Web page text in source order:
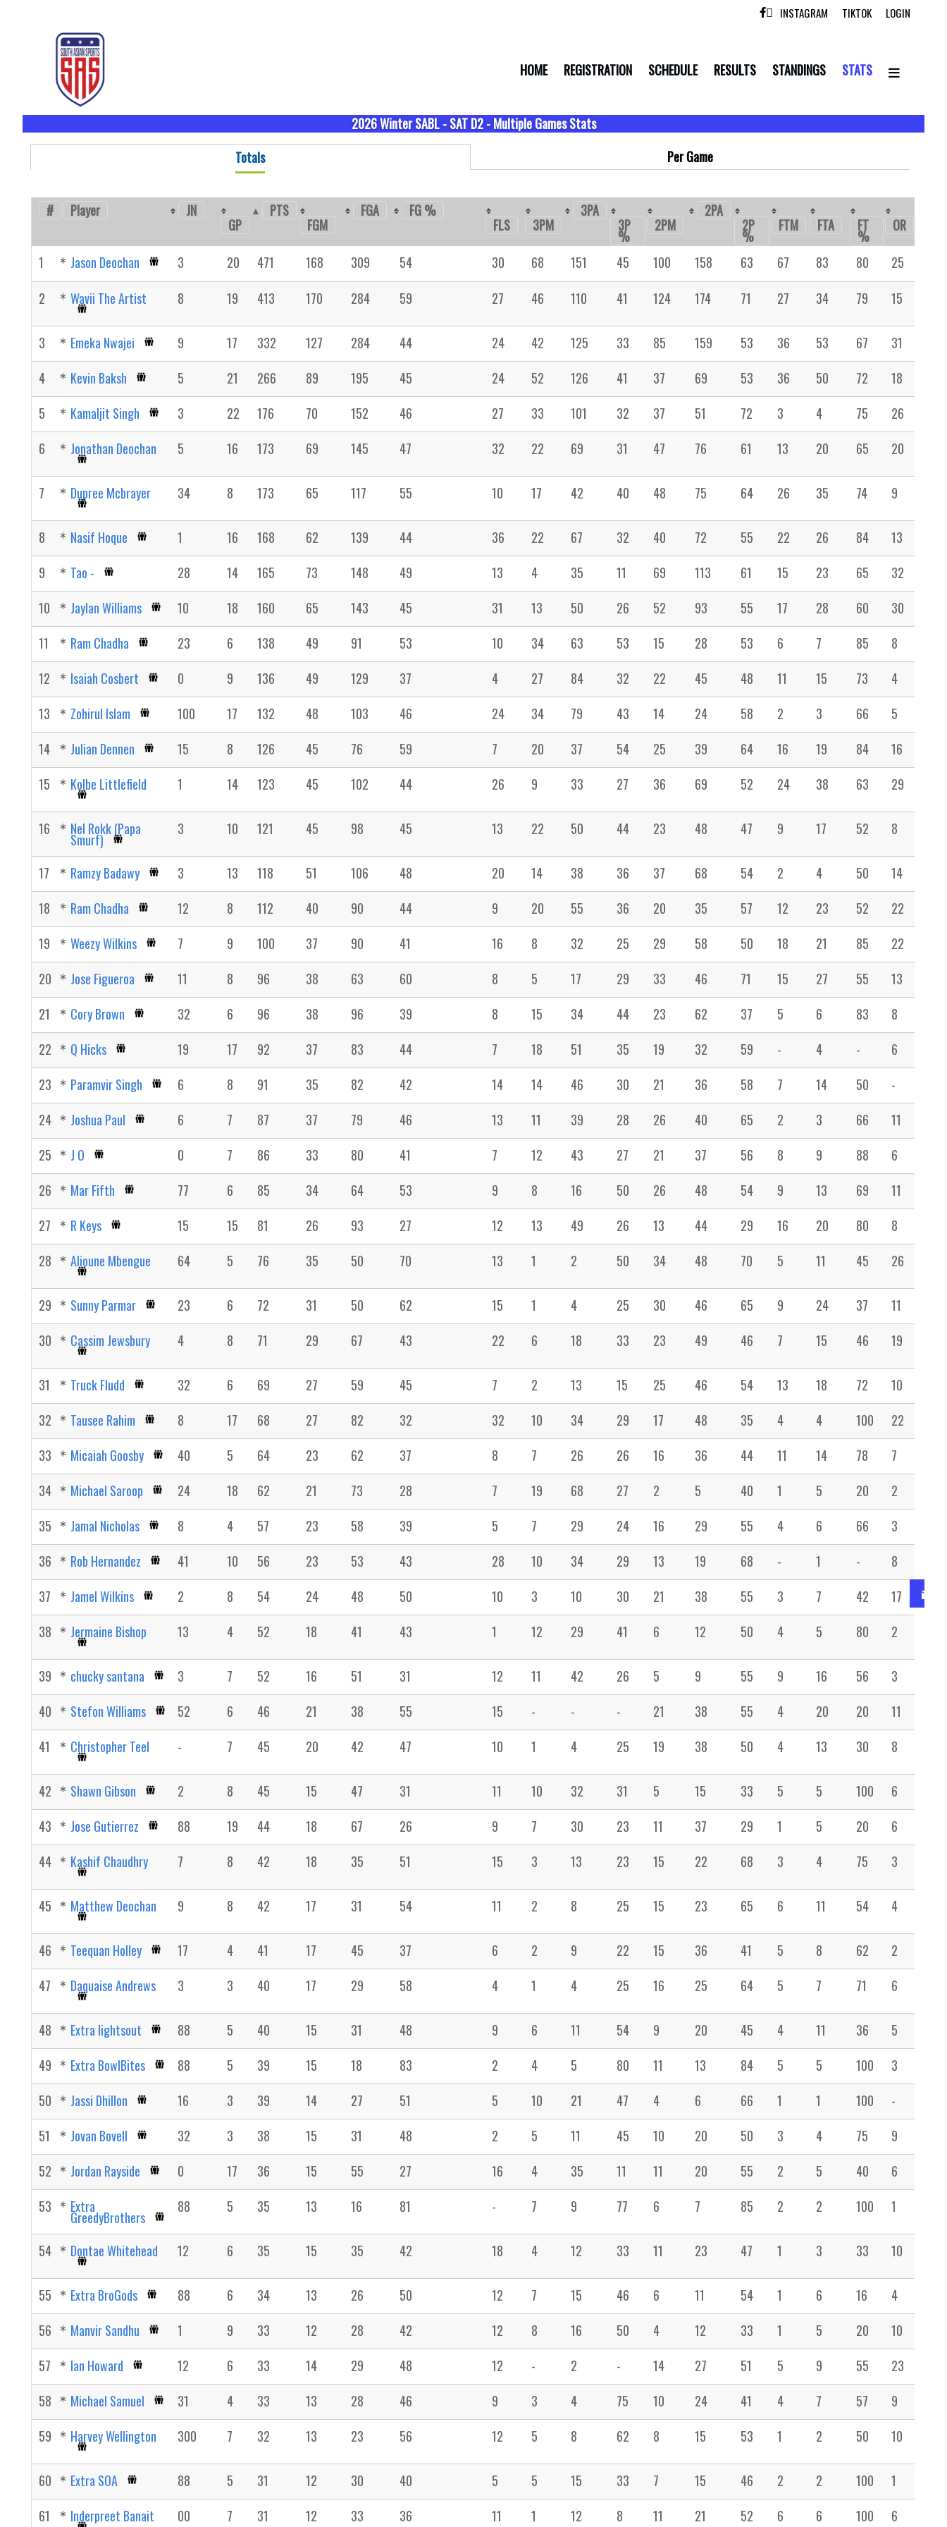
 INSTAGRAM TIKTOK LOGIN
HOME REGISTRATION SCHEDULE RESULTS STANDINGS STATS
2026 Winter SABL - SAT D2 - Multiple Games Stats
Totals
Per Game
# Player
JN
GP
PTS
FGM
FGA
FG %
FLS
3PM
3PA
3P
%
2PM
2PA
2P
%
FTM FTA FT
%
OR
1 Jason Deochan 3 20 471 168 309 54 30 68 151 45 100 158 63 67 83 80 25
2
Wavii The Artist 8 19 413 170 284 59 27 46 110 41 124 174 71 27 34 79 15
3 Emeka Nwajei 9 17 332 127 284 44 24 42 125 33 85 159 53 36 53 67 31
4
Kevin Baksh 5 21 266 89 195 45 24 52 126 41 37 69 53 36 50 72 18
5
Kamaljit Singh 3 22 176 70 152 46 27 33 101 32 37 51 72 3 4 75 26
6
Jonathan Deochan 5 16 173 69 145 47 32 22 69 31 47 76 61 13 20 65 20
7 Dupree Mcbrayer 34 8 173 65 117 55 10 17 42 40 48 75 64 26 35 74 9
8 Nasif Hoque 1 16 168 62 139 44 36 22 67 32 40 72 55 22 26 84 13
9
Tao - 28 14 165 73 148 49 13 4 35 11 69 113 61 15 23 65 32
10
Jaylan Williams 10 18 160 65 143 45 31 13 50 26 52 93 55 17 28 60 30
11
Ram Chadha 23 6 138 49 91 53 10 34 63 53 15 28 53 6 7 85 8
12
Isaiah Cosbert 0 9 136 49 129 37 4 27 84 32 22 45 48 11 15 73 4
13
Zohirul Islam 100 17 132 48 103 46 24 34 79 43 14 24 58 2 3 66 5
14
Julian Dennen 15 8 126 45 76 59 7 20 37 54 25 39 64 16 19 84 16
15
Kolbe Littlefield 1 14 123 45 102 44 26 9 33 27 36 69 52 24 38 63 29
16 Nel Rokk (Papa
Smurf)
3 10 121 45 98 45 13 22 50 44 23 48 47 9 17 52 8
17 Ramzy Badawy 3 13 118 51 106 48 20 14 38 36 37 68 54 2 4 50 14
18
Ram Chadha 12 8 112 40 90 44 9 20 55 36 20 35 57 12 23 52 22
19
Weezy Wilkins 7 9 100 37 90 41 16 8 32 25 29 58 50 18 21 85 22
20
Jose Figueroa 11 8 96 38 63 60 8 5 17 29 33 46 71 15 27 55 13
21
Cory Brown 32 6 96 38 96 39 8 15 34 44 23 62 37 5 6 83 8
22
Q Hicks 19 17 92 37 83 44 7 18 51 35 19 32 59 - 4 - 6
23
Paramvir Singh 6 8 91 35 82 42 14 14 46 30 21 36 58 7 14 50 -
24
Joshua Paul 6 7 87 37 79 46 13 11 39 28 26 40 65 2 3 66 11
25
J O 0 7 86 33 80 41 7 12 43 27 21 37 56 8 9 88 6
26
Mar Fifth 77 6 85 34 64 53 9 8 16 50 26 48 54 9 13 69 11
27
R Keys 15 15 81 26 93 27 12 13 49 26 13 44 29 16 20 80 8
28
Alioune Mbengue 64 5 76 35 50 70 13 1 2 50 34 48 70 5 11 45 26
29 Sunny Parmar 23 6 72 31 50 62 15 1 4 25 30 46 65 9 24 37 11
30
Cassim Jewsbury 4 8 71 29 67 43 22 6 18 33 23 49 46 7 15 46 19
31 Truck Fludd 32 6 69 27 59 45 7 2 13 15 25 46 54 13 18 72 10
32
Tausee Rahim 8 17 68 27 82 32 32 10 34 29 17 48 35 4 4 100 22
33
Micaiah Goosby 40 5 64 23 62 37 8 7 26 26 16 36 44 11 14 78 7
34
Michael Saroop 24 18 62 21 73 28 7 19 68 27 2 5 40 1 5 20 2
35
Jamal Nicholas 8 4 57 23 58 39 5 7 29 24 16 29 55 4 6 66 3
36
Rob Hernandez 41 10 56 23 53 43 28 10 34 29 13 19 68 - 1 - 8
37
Jamel Wilkins 2 8 54 24 48 50 10 3 10 30 21 38 55 3 7 42 17
38
Jermaine Bishop 13 4 52 18 41 43 1 12 29 41 6 12 50 4 5 80 2
39 chucky santana 3 7 52 16 51 31 12 11 42 26 5 9 55 9 16 56 3
40
Stefon Williams 52 6 46 21 38 55 15 - - - 21 38 55 4 20 20 11
41
Christopher Teel - 7 45 20 42 47 10 1 4 25 19 38 50 4 13 30 8
42 Shawn Gibson 2 8 45 15 47 31 11 10 32 31 5 15 33 5 5 100 6
43
Jose Gutierrez 88 19 44 18 67 26 9 7 30 23 11 37 29 1 5 20 6
44
Kashif Chaudhry 7 8 42 18 35 51 15 3 13 23 15 22 68 3 4 75 3
45 Matthew Deochan 9 8 42 17 31 54 11 2 8 25 15 23 65 6 11 54 4
46 Teequan Holley 17 4 41 17 45 37 6 2 9 22 15 36 41 5 8 62 2
47
Daquaise Andrews 3 3 40 17 29 58 4 1 4 25 16 25 64 5 7 71 6
48 Extra lightsout 88 5 40 15 31 48 9 6 11 54 9 20 45 4 11 36 5
49
Extra BowlBites 88 5 39 15 18 83 2 4 5 80 11 13 84 5 5 100 3
50
Jassi Dhillon 16 3 39 14 27 51 5 10 21 47 4 6 66 1 1 100 -
51
Jovan Bovell 32 3 38 15 31 48 2 5 11 45 10 20 50 3 4 75 9
52
Jordan Rayside 0 17 36 15 55 27 16 4 35 11 11 20 55 2 5 40 6
53
Extra
GreedyBrothers
88 5 35 13 16 81 - 7 9 77 6 7 85 2 2 100 1
54 Dontae Whitehead 12 6 35 15 35 42 18 4 12 33 11 23 47 1 3 33 10
55 Extra BroGods 88 6 34 13 26 50 12 7 15 46 6 11 54 1 6 16 4
56
Manvir Sandhu 1 9 33 12 28 42 12 8 16 50 4 12 33 1 5 20 10
57
Ian Howard 12 6 33 14 29 48 12 - 2 - 14 27 51 5 9 55 23
58
Michael Samuel 31 4 33 13 28 46 9 3 4 75 10 24 41 4 7 57 9
59
Harvey Wellington 300 7 32 13 23 56 12 5 8 62 8 15 53 1 2 50 10
60 Extra SOA 88 5 31 12 30 40 5 5 15 33 7 15 46 2 2 100 1
61
Inderpreet Banait 00 7 31 12 33 36 11 1 12 8 11 21 52 6 6 100 6